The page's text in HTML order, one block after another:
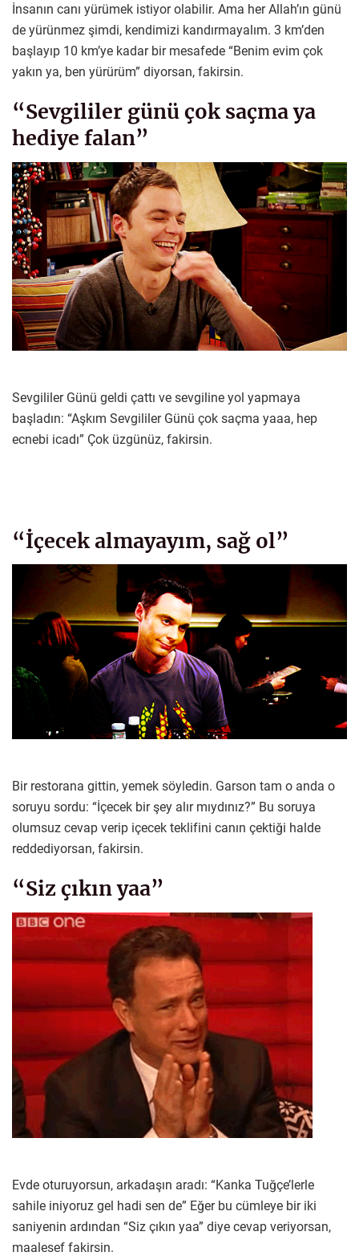
İnsanın canı yürümek istiyor olabilir. Ama her Allah’ın günü
de yürünmez şimdi, kendimizi kandırmayalım. 3 km’den
başlayıp 10 km’ye kadar bir mesafede “Benim evim çok
yakın ya, ben yürürüm” diyorsan, fakirsin.
“Sevgililer günü çok saçma ya
hediye falan”
Sevgililer Günü geldi çattı ve sevgiline yol yapmaya
başladın: “Aşkım Sevgililer Günü çok saçma yaaa, hep
ecnebi icadı” Çok üzgünüz, fakirsin.
“İçecek almayayım, sağ ol”
Bir restorana gittin, yemek söyledin. Garson tam o anda o
soruyu sordu: “İçecek bir şey alır mıydınız?” Bu soruya
olumsuz cevap verip içecek teklifini canın çektiği halde
reddediyorsan, fakirsin.
“Siz çıkın yaa”
Evde oturuyorsun, arkadaşın aradı: “Kanka Tuğçe’lerle
sahile iniyoruz gel hadi sen de” Eğer bu cümleye bir iki
saniyenin ardından “Siz çıkın yaa” diye cevap veriyorsan,
maalesef fakirsin.